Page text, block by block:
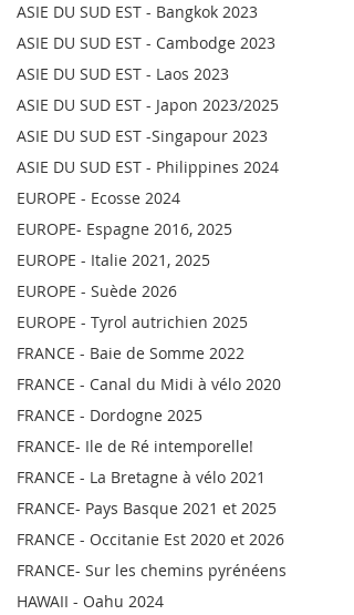
ASIE DU SUD EST - Bangkok 2023
ASIE DU SUD EST - Cambodge 2023
ASIE DU SUD EST - Laos 2023
ASIE DU SUD EST - Japon 2023/2025
ASIE DU SUD EST -Singapour 2023
ASIE DU SUD EST - Philippines 2024
EUROPE - Ecosse 2024
EUROPE- Espagne 2016, 2025
EUROPE - Italie 2021, 2025
EUROPE - Suède 2026
EUROPE - Tyrol autrichien 2025
FRANCE - Baie de Somme 2022
FRANCE - Canal du Midi à vélo 2020
FRANCE - Dordogne 2025
FRANCE- Ile de Ré intemporelle!
FRANCE - La Bretagne à vélo 2021
FRANCE- Pays Basque 2021 et 2025
FRANCE - Occitanie Est 2020 et 2026
FRANCE- Sur les chemins pyrénéens
HAWAII - Oahu 2024